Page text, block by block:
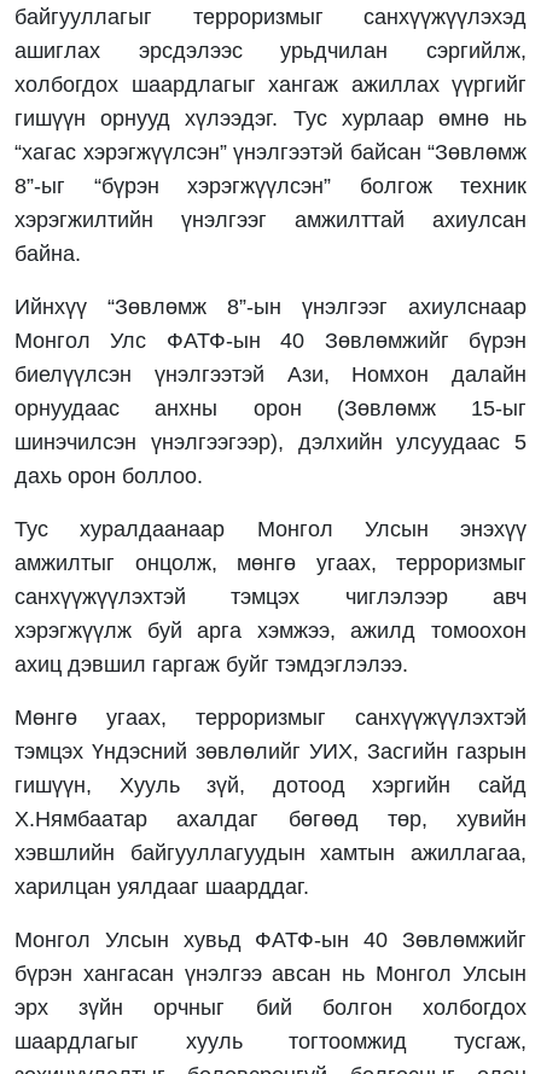
байгууллагыг терроризмыг санхүүжүүлэхэд
ашиглах эрсдэлээс урьдчилан сэргийлж,
холбогдох шаардлагыг хангаж ажиллах үүргийг
гишүүн орнууд хүлээдэг. Тус хурлаар өмнө нь
“хагас хэрэгжүүлсэн” үнэлгээтэй байсан “Зөвлөмж
8”-ыг “бүрэн хэрэгжүүлсэн” болгож техник
хэрэгжилтийн үнэлгээг амжилттай ахиулсан
байна.
Ийнхүү “Зөвлөмж 8”-ын үнэлгээг ахиулснаар
Монгол Улс ФАТФ-ын 40 Зөвлөмжийг бүрэн
биелүүлсэн үнэлгээтэй Ази, Номхон далайн
орнуудаас анхны орон (Зөвлөмж 15-ыг
шинэчилсэн үнэлгээгээр), дэлхийн улсуудаас 5
дахь орон боллоо.
Тус хуралдаанаар Монгол Улсын энэхүү
амжилтыг онцолж, мөнгө угаах, терроризмыг
санхүүжүүлэхтэй тэмцэх чиглэлээр авч
хэрэгжүүлж буй арга хэмжээ, ажилд томоохон
ахиц дэвшил гаргаж буйг тэмдэглэлээ.
Мөнгө угаах, терроризмыг санхүүжүүлэхтэй
тэмцэх Үндэсний зөвлөлийг УИХ, Засгийн газрын
гишүүн, Хууль зүй, дотоод хэргийн сайд
Х.Нямбаатар ахалдаг бөгөөд төр, хувийн
хэвшлийн байгууллагуудын хамтын ажиллагаа,
харилцан уялдааг шаарддаг.
Монгол Улсын хувьд ФАТФ-ын 40 Зөвлөмжийг
бүрэн хангасан үнэлгээ авсан нь Монгол Улсын
эрх зүйн орчныг бий болгон холбогдох
шаардлагыг хууль тогтоомжид тусгаж,